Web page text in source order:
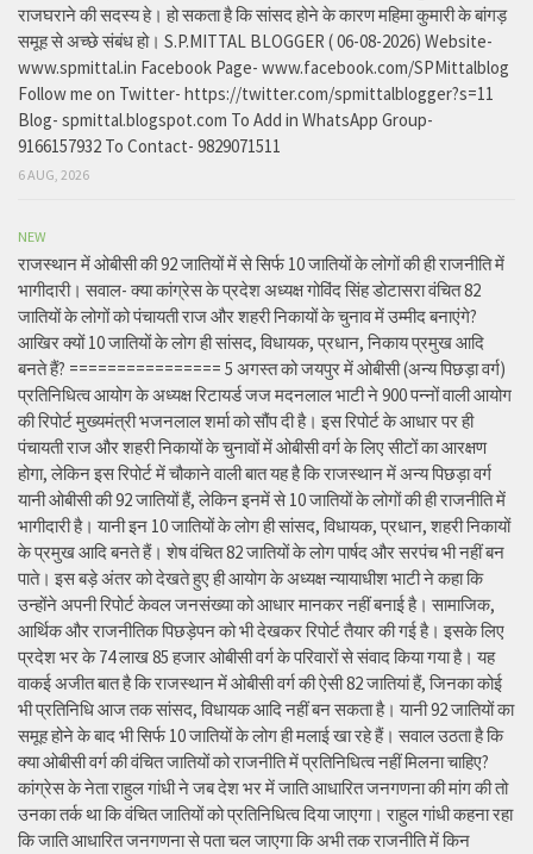
राजघराने की सदस्य हे। हो सकता है कि सांसद होने के कारण महिमा कुमारी के बांगड़
समूह से अच्छे संबंध हो। S.P.MITTAL BLOGGER ( 06-08-2026) Website-
www.spmittal.in Facebook Page- www.facebook.com/SPMittalblog
Follow me on Twitter- https://twitter.com/spmittalblogger?s=11
Blog- spmittal.blogspot.com To Add in WhatsApp Group-
9166157932 To Contact- 9829071511
6 AUG, 2026
NEW
राजस्थान में ओबीसी की 92 जातियों में से सिर्फ 10 जातियों के लोगों की ही राजनीति में
भागीदारी। सवाल- क्या कांग्रेस के प्रदेश अध्यक्ष गोविंद सिंह डोटासरा वंचित 82
जातियों के लोगों को पंचायती राज और शहरी निकायों के चुनाव में उम्मीद बनाएंगे?
आखिर क्यों 10 जातियों के लोग ही सांसद, विधायक, प्रधान, निकाय प्रमुख आदि
बनते हैं? ================ 5 अगस्त को जयपुर में ओबीसी (अन्य पिछड़ा वर्ग)
प्रतिनिधित्व आयोग के अध्यक्ष रिटायर्ड जज मदनलाल भाटी ने 900 पन्नों वाली आयोग
की रिपोर्ट मुख्यमंत्री भजनलाल शर्मा को सौंप दी है। इस रिपोर्ट के आधार पर ही
पंचायती राज और शहरी निकायों के चुनावों में ओबीसी वर्ग के लिए सीटों का आरक्षण
होगा, लेकिन इस रिपोर्ट में चौकाने वाली बात यह है कि राजस्थान में अन्य पिछड़ा वर्ग
यानी ओबीसी की 92 जातियों हैं, लेकिन इनमें से 10 जातियों के लोगों की ही राजनीति में
भागीदारी है। यानी इन 10 जातियों के लोग ही सांसद, विधायक, प्रधान, शहरी निकायों
के प्रमुख आदि बनते हैं। शेष वंचित 82 जातियों के लोग पार्षद और सरपंच भी नहीं बन
पाते। इस बड़े अंतर को देखते हुए ही आयोग के अध्यक्ष न्यायाधीश भाटी ने कहा कि
उन्होंने अपनी रिपोर्ट केवल जनसंख्या को आधार मानकर नहीं बनाई है। सामाजिक,
आर्थिक और राजनीतिक पिछड़ेपन को भी देखकर रिपोर्ट तैयार की गई है। इसके लिए
प्रदेश भर के 74 लाख 85 हजार ओबीसी वर्ग के परिवारों से संवाद किया गया है। यह
वाकई अजीत बात है कि राजस्थान में ओबीसी वर्ग की ऐसी 82 जातियां हैं, जिनका कोई
भी प्रतिनिधि आज तक सांसद, विधायक आदि नहीं बन सकता है। यानी 92 जातियों का
समूह होने के बाद भी सिर्फ 10 जातियों के लोग ही मलाई खा रहे हैं। सवाल उठता है कि
क्या ओबीसी वर्ग की वंचित जातियों को राजनीति में प्रतिनिधित्व नहीं मिलना चाहिए?
कांग्रेस के नेता राहुल गांधी ने जब देश भर में जाति आधारित जनगणना की मांग की तो
उनका तर्क था कि वंचित जातियों को प्रतिनिधित्व दिया जाएगा। राहुल गांधी कहना रहा
कि जाति आधारित जनगणना से पता चल जाएगा कि अभी तक राजनीति में किन